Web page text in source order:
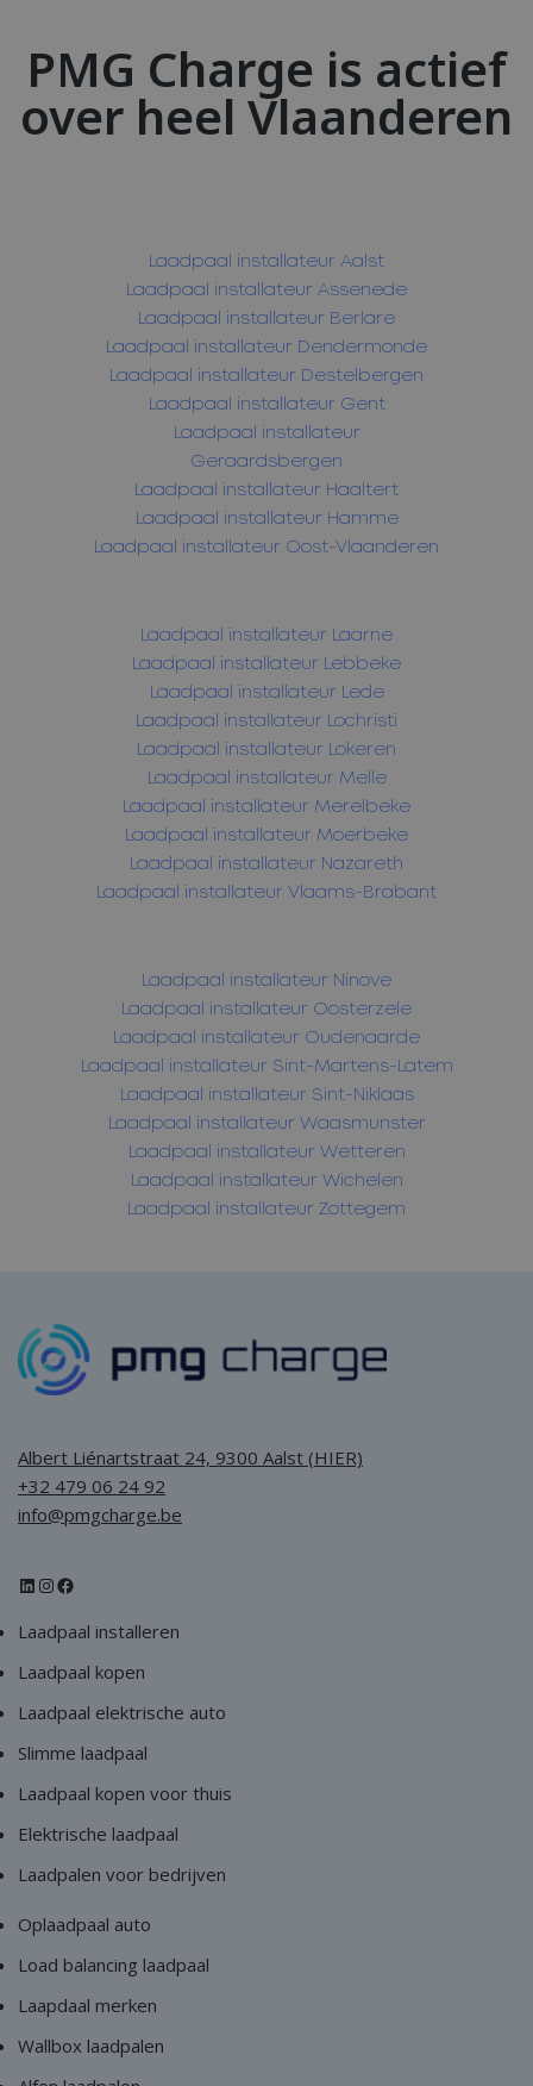
PMG Charge is actief
over heel Vlaanderen
Laadpaal installateur Aalst
Laadpaal installateur Assenede
Laadpaal installateur Berlare
Laadpaal installateur Dendermonde
Laadpaal installateur Destelbergen
Laadpaal installateur Gent
Laadpaal installateur
Geraardsbergen
Laadpaal installateur Haaltert
Laadpaal installateur Hamme
Laadpaal installateur Oost-Vlaanderen
Laadpaal installateur Laarne
Laadpaal installateur Lebbeke
Laadpaal installateur Lede
Laadpaal installateur Lochristi
Laadpaal installateur Lokeren
Laadpaal installateur Melle
Laadpaal installateur Merelbeke
Laadpaal installateur Moerbeke
Laadpaal installateur Nazareth
Laadpaal installateur Vlaams-Brabant
Laadpaal installateur Ninove
Laadpaal installateur Oosterzele
Laadpaal installateur Oudenaarde
Laadpaal installateur Sint-Martens-Latem
Laadpaal installateur Sint-Niklaas
Laadpaal installateur Waasmunster
Laadpaal installateur Wetteren
Laadpaal installateur Wichelen
Laadpaal installateur Zottegem
Albert Liénartstraat 24, 9300 Aalst (HIER)
+32 479 06 24 92
info@pmgcharge.be
Laadpaal installeren
Laadpaal kopen
Laadpaal elektrische auto
Slimme laadpaal
Laadpaal kopen voor thuis
Elektrische laadpaal
Laadpalen voor bedrijven
Oplaadpaal auto
Load balancing laadpaal
Laapdaal merken
Wallbox laadpalen